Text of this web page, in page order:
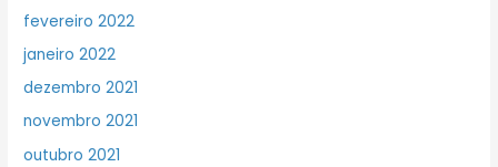
fevereiro 2022
janeiro 2022
dezembro 2021
novembro 2021
outubro 2021